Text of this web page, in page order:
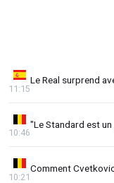
Le Real surprend
11:15
"Le Standard est
10:46
Comment
10:21